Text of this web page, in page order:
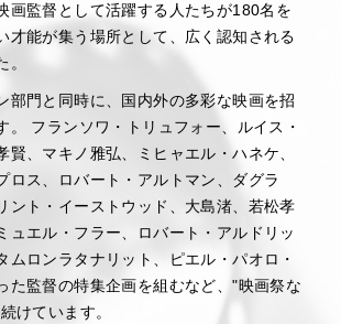
画監督として活躍する人たちが180名を
才能が集う場所として、広く認知される
。
部門と同時に、国内外の多彩な映画を招
。 フランソワ・トリュフォー、ルイス・
賢、マキノ雅弘、ミヒャエル・ハネケ、
ロス、ロバート・アルトマン、ダグラ
ント・イーストウッド、大島渚、若松孝
ュエル・フラー、ロバート・アルドリッ
ムロンラタナリット、ピエル・パオロ・
た監督の特集企画を組むなど、"映画祭な
けています。